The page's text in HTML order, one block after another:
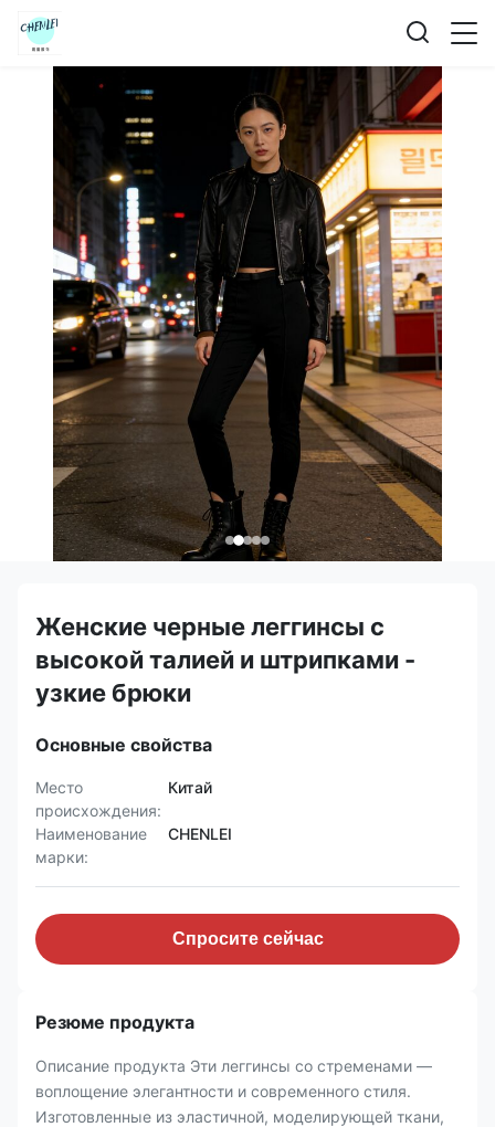
Женские черные леггинсы с
высокой талией и штрипками -
узкие брюки
Основные свойства
Место
происхождения:
Китай
Наименование
марки:
CHENLEI
Спросите сейчас
Резюме продукта
Описание продукта Эти леггинсы со стременами —
воплощение элегантности и современного стиля.
Изготовленные из эластичной, моделирующей ткани,